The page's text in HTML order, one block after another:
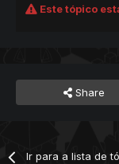
Este tópico
Share
Ir para a lista de